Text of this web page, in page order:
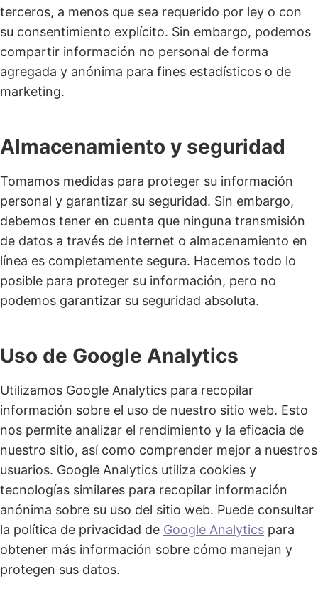
terceros, a menos que sea requerido por ley o con
su consentimiento explícito. Sin embargo, podemos
compartir información no personal de forma
agregada y anónima para fines estadísticos o de
marketing.
Almacenamiento y seguridad
Tomamos medidas para proteger su información
personal y garantizar su seguridad. Sin embargo,
debemos tener en cuenta que ninguna transmisión
de datos a través de Internet o almacenamiento en
línea es completamente segura. Hacemos todo lo
posible para proteger su información, pero no
podemos garantizar su seguridad absoluta.
Uso de Google Analytics
Utilizamos Google Analytics para recopilar
información sobre el uso de nuestro sitio web. Esto
nos permite analizar el rendimiento y la eficacia de
nuestro sitio, así como comprender mejor a nuestros
usuarios. Google Analytics utiliza cookies y
tecnologías similares para recopilar información
anónima sobre su uso del sitio web. Puede consultar
la política de privacidad de Google Analytics para
obtener más información sobre cómo manejan y
protegen sus datos.